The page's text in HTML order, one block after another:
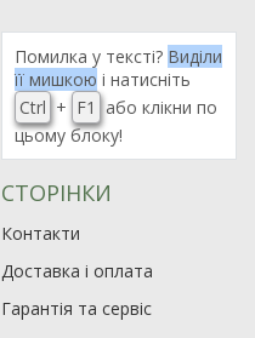
Помилка у тексті? Виділи
її мишкою і натисніть
Ctrl + F1
або клікни по
цьому блоку!
СТОРІНКИ
Контакти
Доставка і оплата
Гарантія та сервіс